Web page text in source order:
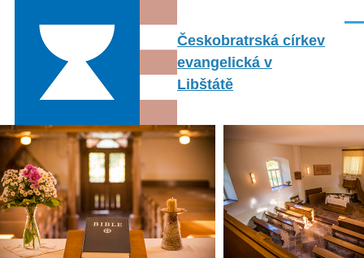
Českobratrská církev
evangelická v
Libštátě